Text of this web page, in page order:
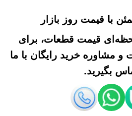
با قیمت روز بازار
قیمت قطعات، برای
و مشاوره خرید رایگان با ما
بگیرید.